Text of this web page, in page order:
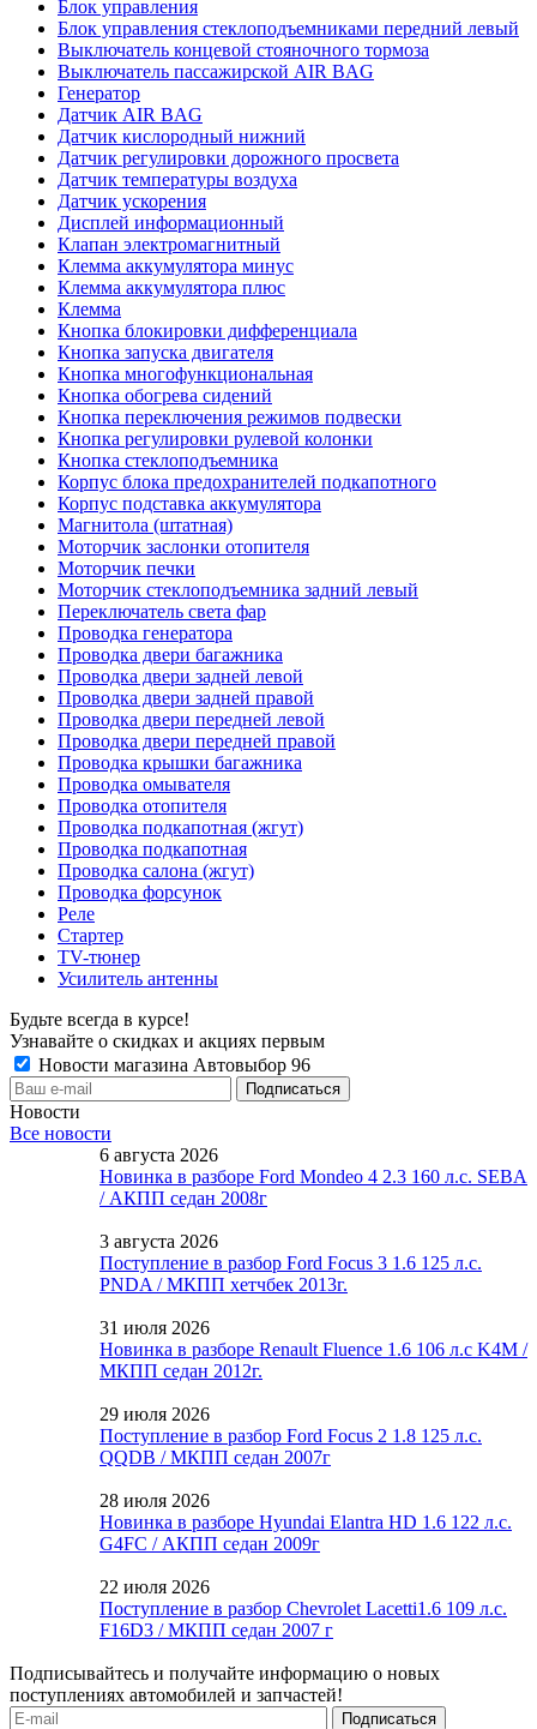
Блок управления
Блок управления стеклоподъемниками передний левый
Выключатель концевой стояночного тормоза
Выключатель пассажирской AIR BAG
Генератор
Датчик AIR BAG
Датчик кислородный нижний
Датчик регулировки дорожного просвета
Датчик температуры воздуха
Датчик ускорения
Дисплей информационный
Клапан электромагнитный
Клемма аккумулятора минус
Клемма аккумулятора плюс
Клемма
Кнопка блокировки дифференциала
Кнопка запуска двигателя
Кнопка многофункциональная
Кнопка обогрева сидений
Кнопка переключения режимов подвески
Кнопка регулировки рулевой колонки
Кнопка стеклоподъемника
Корпус блока предохранителей подкапотного
Корпус подставка аккумулятора
Магнитола (штатная)
Моторчик заслонки отопителя
Моторчик печки
Моторчик стеклоподъемника задний левый
Переключатель света фар
Проводка генератора
Проводка двери багажника
Проводка двери задней левой
Проводка двери задней правой
Проводка двери передней левой
Проводка двери передней правой
Проводка крышки багажника
Проводка омывателя
Проводка отопителя
Проводка подкапотная (жгут)
Проводка подкапотная
Проводка салона (жгут)
Проводка форсунок
Реле
Стартер
ТV-тюнер
Усилитель антенны
Будьте всегда в курсе!
Узнавайте о скидках и акциях первым
Новости магазина Автовыбор 96
Новости
Все новости
6 августа 2026
Новинка в разборе Ford Mondeo 4 2.3 160 л.с. SEBA
/ АКПП седан 2008г
3 августа 2026
Поступление в разбор Ford Focus 3 1.6 125 л.с.
PNDA / МКПП хетчбек 2013г.
31 июля 2026
Новинка в разборе Renault Fluence 1.6 106 л.с K4M /
МКПП седан 2012г.
29 июля 2026
Поступление в разбор Ford Focus 2 1.8 125 л.с.
QQDB / МКПП седан 2007г
28 июля 2026
Новинка в разборе Hyundai Elantra HD 1.6 122 л.с.
G4FC / АКПП седан 2009г
22 июля 2026
Поступление в разбор Chevrolet Lacetti1.6 109 л.с.
F16D3 / МКПП седан 2007 г
Подписывайтесь и получайте информацию о новых
поступлениях автомобилей и запчастей!